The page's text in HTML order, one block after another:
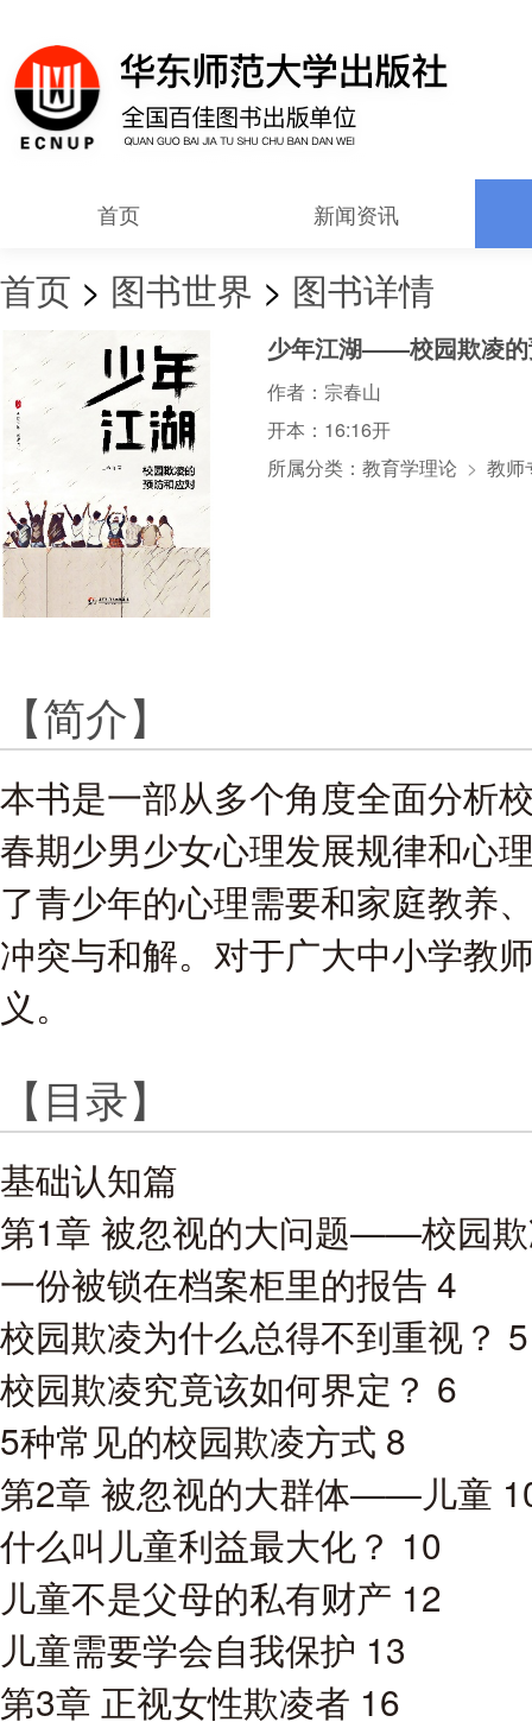
首页 新闻资讯
首页 > 图书世界 > 图书详情
少年江湖——校园欺凌的
作者： 宗春山
开本： 16:16开
所属分类： 教育学理论 > 教师
【简介】
本书是一部从多个角度全面分析
春期少男少女心理发展规律和心
了青少年的心理需要和家庭教养
冲突与和解。对于广大中小学教
义。
【目录】
基础认知篇
第1章 被忽视的大问题——校园
一份被锁在档案柜里的报告 4
校园欺凌为什么总得不到重视？ 5
校园欺凌究竟该如何界定？ 6
5种常见的校园欺凌方式 8
第2章 被忽视的大群体——儿童
什么叫儿童利益最大化？ 10
儿童不是父母的私有财产 12
儿童需要学会自我保护 13
第3章 正视女性欺凌者 16